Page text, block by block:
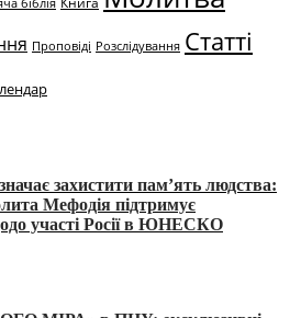
біблія
Проповіді Розслідування Статті
захистити пам’ять людства:
Мефодія підтримує
участі Росії в ЮНЕСКО